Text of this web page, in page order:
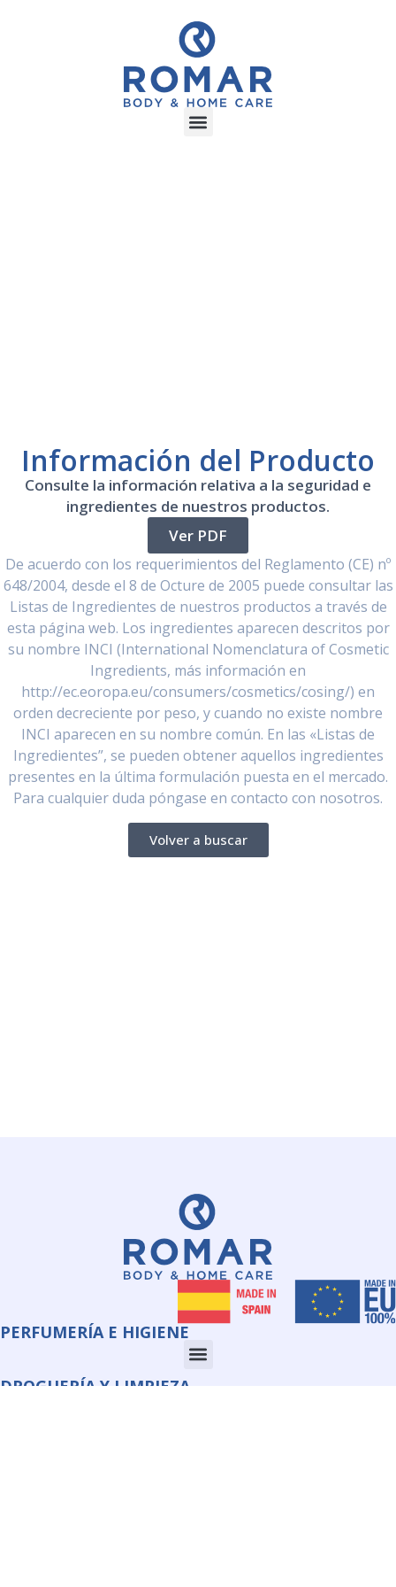
Información del Producto
Consulte la información relativa a la seguridad e
ingredientes de nuestros productos.
Ver PDF
De acuerdo con los requerimientos del Reglamento (CE) nº
648/2004, desde el 8 de Octure de 2005 puede consultar las
Listas de Ingredientes de nuestros productos a través de
esta página web. Los ingredientes aparecen descritos por
su nombre INCI (International Nomenclatura of Cosmetic
Ingredients, más información en
http://ec.eoropa.eu/consumers/cosmetics/cosing/) en
orden decreciente por peso, y cuando no existe nombre
INCI aparecen en su nombre común. En las «Listas de
Ingredientes”, se pueden obtener aquellos ingredientes
presentes en la última formulación puesta en el mercado.
Para cualquier duda póngase en contacto con nosotros.
Volver a buscar
PERFUMERÍA E HIGIENE
DROGUERÍA Y LIMPIEZA